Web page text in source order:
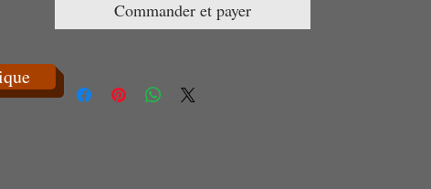
Commander et payer